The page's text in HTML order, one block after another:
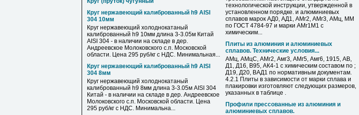
Круг нержавеющий калиброванный h9 AISI
304 10мм
Круг нержавеющий холоднокатаный
калиброванный h9 10мм длина 3-3.05м Китай
AISI 304 - в наличии на складе в дер.
Андреевское Молоковского с.п. Московской
области. Цена 295 руб/кг с НДС. Минимальная...
Круг нержавеющий калиброванный h9 AISI
304 8мм
Круг нержавеющий холоднокатаный
калиброванный h9 8мм длина 3-3.05м AISI 304
Китай - в наличии на складе в дер. Андреевское
Молоковского с.п. Московской области. Цена
295 руб/кг с НДС. Минимальна...
технологической инструкции, утвержденной в
установленном порядке. и алюминиевых
сплавов марок АД0, АД1, АМг2, АМг3, АМц, ММ
по ГОСТ 4784-97 и марки AMг1M1 с
химическим...
Плиты из алюминия и алюминиевых
сплавов. Технические условия...
АМц, АМцС, АМг2, Амг3, АМг5, Амг6, 1915, АВ,
Д1, Д16, В95, АК4-1 с химическим составом по ;
Д19, Д20, ВАД1 по нормативным документам.
4.2.1 Плиты в зависимости от марки сплава и
плакировки изготовляют следующих размеров,
указанных в таблице .
Профили прессованные из алюминия и
алюминиевых сплавов.